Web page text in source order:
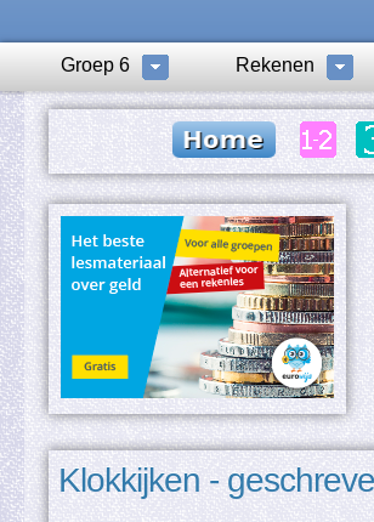
Groep 6 Rekenen
Klokkijken -